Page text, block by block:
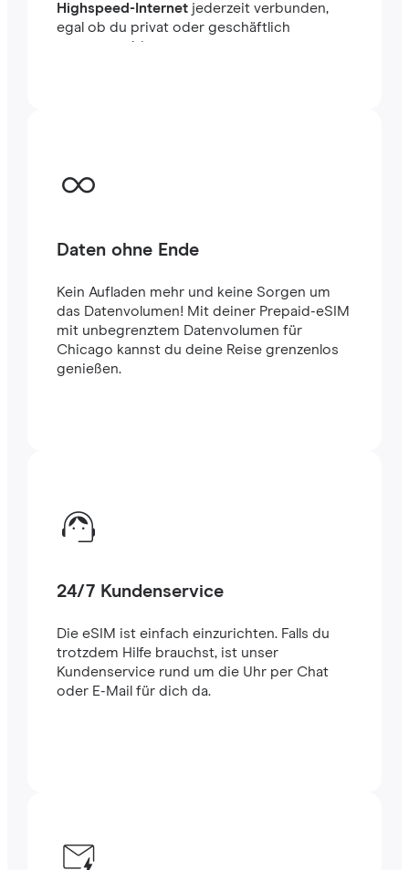
Highspeed-Internetjederzeit verbunden,
egal ob du privat oder geschäftlich
unterwegs bist.
Daten ohne Ende
Kein Aufladen mehr und keine Sorgen um
das Datenvolumen! Mit deiner Prepaid-eSIM
mit unbegrenztem Datenvolumen für
Chicago kannst du deine Reise grenzenlos
genießen.
24/7 Kundenservice
Die eSIM ist einfach einzurichten. Falls du
trotzdem Hilfe brauchst, ist unser
Kundenservice rund um die Uhr per Chat
oder E-Mail für dich da.